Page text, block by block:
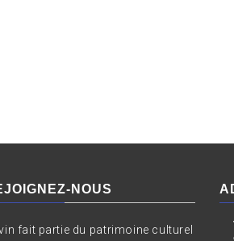
NOUS
vin fait partie du patrimoine culturel